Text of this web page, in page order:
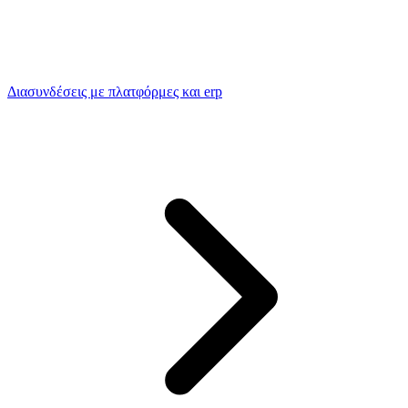
Διασυνδέσεις με πλατφόρμες και erp